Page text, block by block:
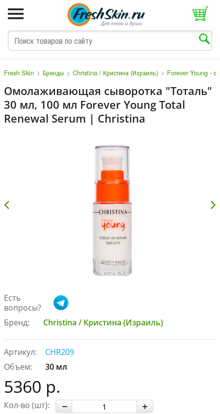
Fresh Skin > Бренды > Christina / Кристина (Израиль) > Forever Young -
Омолаживающая сыворотка "Тоталь"
30 мл, 100 мл Forever Young Total
Renewal Serum | Christina
Есть
вопросы?
Бренд:
Christina / Кристина (Израиль)
Артикул:
CHR209
Объем:
30 мл
5360 р.
Кол-во (шт):
M N O P Q S T V